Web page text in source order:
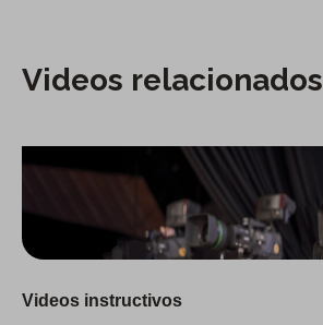
Videos relacionados
Instructivo de realización de pruebas de plomo y cobre de Cal Water 2024
Videos instructivos